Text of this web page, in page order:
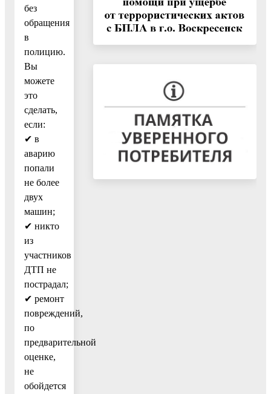
без
обращения
в
полицию.
Вы
можете
это
сделать,
если:
✔ в
аварию
попали
не более
двух
машин;
✔ никто
из
участников
ДТП не
пострадал;
✔ ремонт
повреждений,
по
предварительной
оценке,
не
обойдется